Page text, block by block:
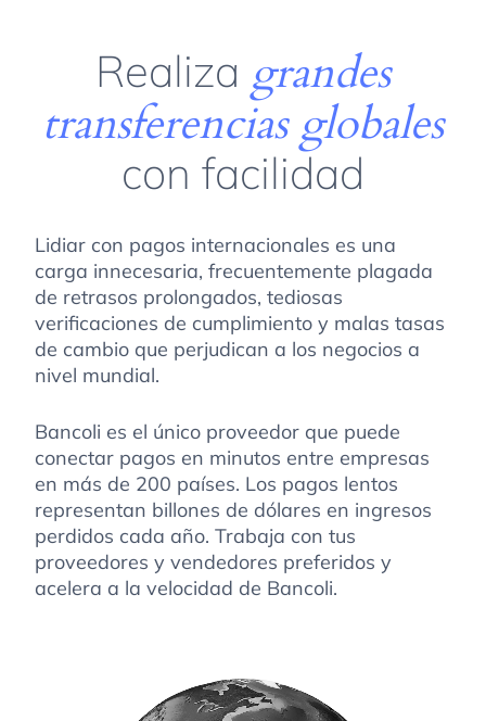
Realiza grandes
transferencias globales
con facilidad
Lidiar con pagos internacionales es una
carga innecesaria, frecuentemente plagada
de retrasos prolongados, tediosas
verificaciones de cumplimiento y malas tasas
de cambio que perjudican a los negocios a
nivel mundial.
Bancoli es el único proveedor que puede
conectar pagos en minutos entre empresas
en más de 200 países. Los pagos lentos
representan billones de dólares en ingresos
perdidos cada año. Trabaja con tus
proveedores y vendedores preferidos y
acelera a la velocidad de Bancoli.